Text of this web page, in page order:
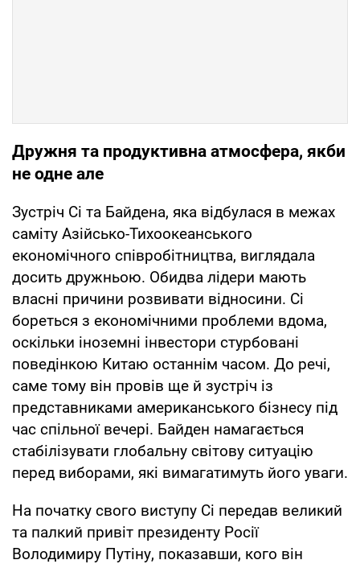
Дружня та продуктивна атмосфера, якби
не одне але
Зустріч Сі та Байдена, яка відбулася в межах
саміту Азійсько-Тихоокеанського
економічного співробітництва, виглядала
досить дружньою. Обидва лідери мають
власні причини розвивати відносини. Сі
бореться з економічними проблеми вдома,
оскільки іноземні інвестори стурбовані
поведінкою Китаю останнім часом. До речі,
саме тому він провів ще й зустріч із
представниками американського бізнесу під
час спільної вечері. Байден намагається
стабілізувати глобальну світову ситуацію
перед виборами, які вимагатимуть його уваги.
На початку свого виступу Сі передав великий
та палкий привіт президенту Росії
Володимиру Путіну, показавши, кого він